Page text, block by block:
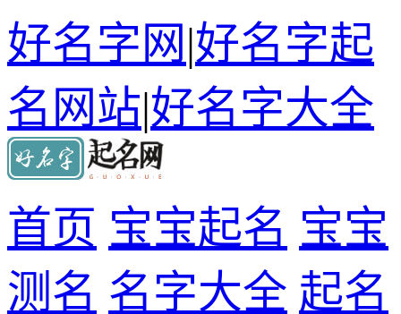
好名字网|好名字起
名网站|好名字大全
首页 宝宝起名 宝宝
测名 名字大全 起名